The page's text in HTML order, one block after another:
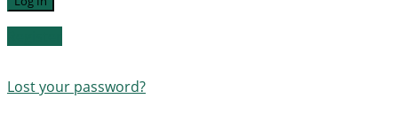
Lost your password?